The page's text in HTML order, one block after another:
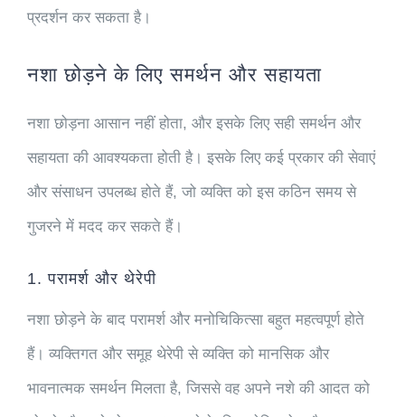
प्रदर्शन कर सकता है।
नशा छोड़ने के लिए समर्थन और सहायता
नशा छोड़ना आसान नहीं होता, और इसके लिए सही समर्थन और
सहायता की आवश्यकता होती है। इसके लिए कई प्रकार की सेवाएं
और संसाधन उपलब्ध होते हैं, जो व्यक्ति को इस कठिन समय से
गुजरने में मदद कर सकते हैं।
1. परामर्श और थेरेपी
नशा छोड़ने के बाद परामर्श और मनोचिकित्सा बहुत महत्वपूर्ण होते
हैं। व्यक्तिगत और समूह थेरेपी से व्यक्ति को मानसिक और
भावनात्मक समर्थन मिलता है, जिससे वह अपने नशे की आदत को